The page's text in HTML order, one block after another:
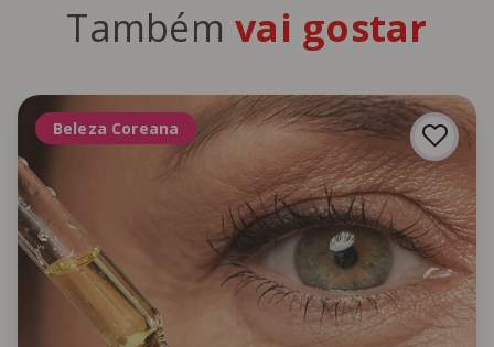
Tambémvai gostar
Beleza Coreana